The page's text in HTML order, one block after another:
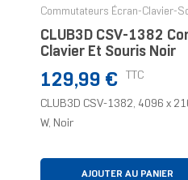
Commutateurs Écran-Clavier-
CLUB3D CSV-1382
Clavier Et Souris Noir
Prix
129,99 € TTC
CLUB3D CSV-1382, 4096 x
W, Noir
AJOUTER AU PANIER